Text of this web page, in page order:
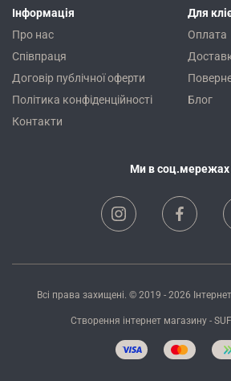
Інформація
Про нас
Співпраця
Договір публічної оферти
Політика конфіденційності
Контакти
Для
Оплата
Блог
Ми в соц.мережах
Всі права захищені. © 2019 - 2026
Створення інтернет магазину-